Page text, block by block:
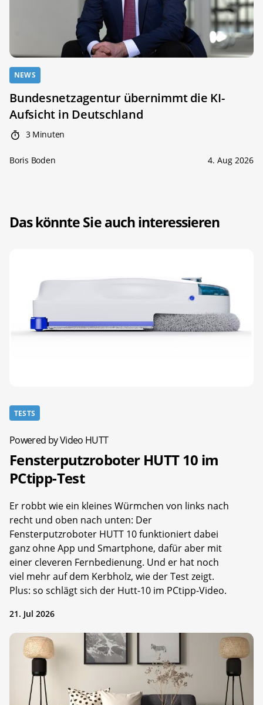
NEWS
Bundesnetzagentur übernimmt die KI-
Aufsicht in Deutschland
3 Minuten
Boris Boden 4. Aug 2026
Das könnte Sie auch interessieren
TESTS
Powered by Video HUTT
Fensterputzroboter HUTT 10 im
PCtipp-Test
Er robbt wie ein kleines Würmchen von links nach
recht und oben nach unten: Der
Fensterputzroboter HUTT 10 funktioniert dabei
ganz ohne App und Smartphone, dafür aber mit
einer cleveren Fernbedienung. Und er hat noch
viel mehr auf dem Kerbholz, wie der Test zeigt.
Plus: so schlägt sich der Hutt-10 im PCtipp-Video.
21. Jul 2026